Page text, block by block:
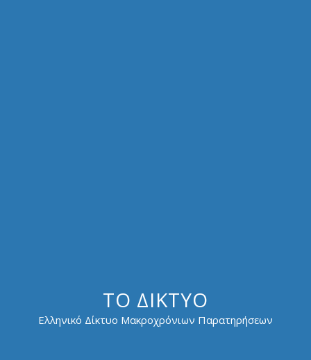
ΤΟ ΔΊΚΤΥΟ
Ελληνικό Δίκτυο Μακροχρόνιων Παρατηρήσεων